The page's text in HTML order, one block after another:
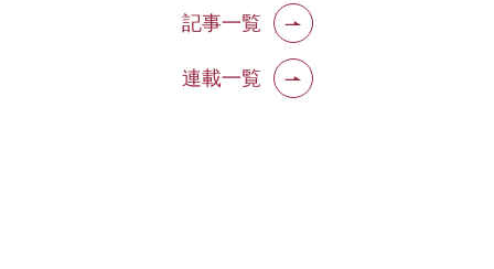
記事一覧
連載一覧